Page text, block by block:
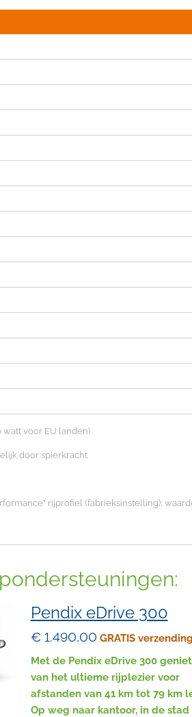
watt voor EU landen)
door spierkracht
rijprofiel (fabrieksinstelling);
Pendix eDrive 300
€ 1.490,00 GRATIS verzending
Met de Pendix eDrive 300
van het ultieme rijplezier voor
afstanden van 41 km tot 79 km
Op weg naar kantoor, in de stad